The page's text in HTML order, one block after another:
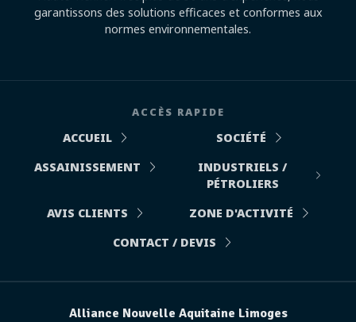
garantissons des solutions efficaces et conformes aux
normes environnementales.
ACCÈS RAPIDE
ACCUEIL
SOCIÉTÉ
ASSAINISSEMENT
INDUSTRIELS /
PÉTROLIERS
AVIS CLIENTS
ZONE D'ACTIVITÉ
CONTACT / DEVIS
Alliance Nouvelle Aquitaine Limoges